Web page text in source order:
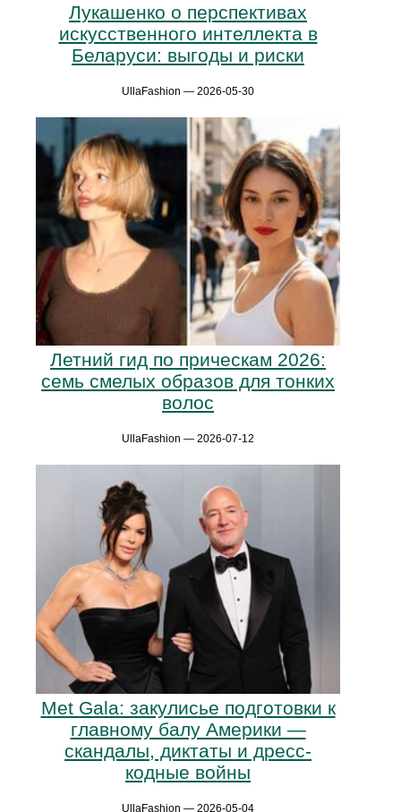
Лукашенко о перспективах
искусственного интеллекта в
Беларуси: выгоды и риски
UllaFashion — 2026-05-30
Летний гид по прическам 2026:
семь смелых образов для тонких
волос
UllaFashion — 2026-07-12
Met Gala: закулисье подготовки к
главному балу Америки —
скандалы, диктаты и дресс-
кодные войны
UllaFashion — 2026-05-04